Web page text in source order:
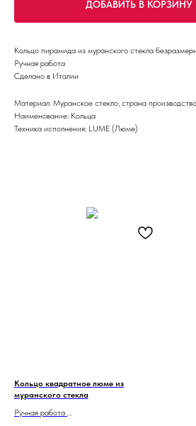
ДОБАВИТЬ В КОРЗИНУ
Кольцо пирамида из муранского стекла
Ручная работа
Сделано в Италии
Материал: Муранское стекло, страна
Наименование: Кольца
Техника исполнения: LUME (Люме)
Кольцо квадратное люме из
муранского стекла
Ручная работа